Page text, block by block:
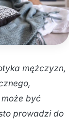
mężczyzn,
być
prowadzi do